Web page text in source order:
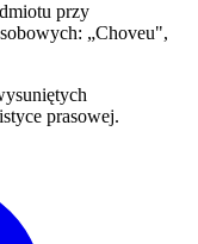
przy
„Choveu",
prasowej.